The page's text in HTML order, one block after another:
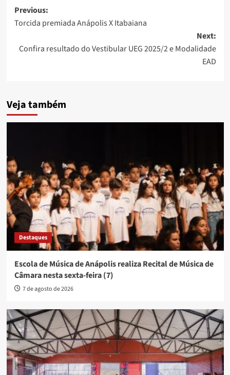
Post
navigation
Previous:
Torcida premiada Anápolis X Itabaiana
Next:
Confira resultado do Vestibular UEG 2025/2 e Modalidade
EAD
Veja também
Destaques
Escola de Música de Anápolis realiza Recital de Música de
Câmara nesta sexta-feira (7)
7 de agosto de 2026